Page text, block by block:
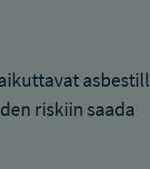
riskiin saada